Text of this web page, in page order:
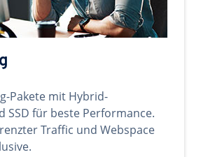
Pakete mit Hybrid-
SSD für beste Performance.
Traffic und Webspace